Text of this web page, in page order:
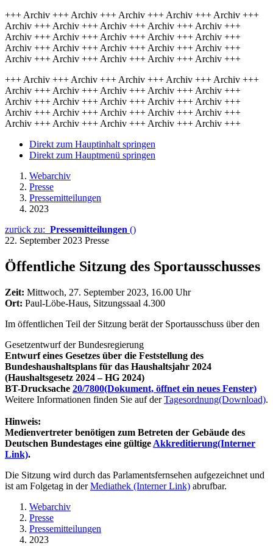
+++ Archiv +++ Archiv +++ Archiv +++ Archiv +++ Archiv +++
Archiv +++ Archiv +++ Archiv +++ Archiv +++ Archiv +++
Archiv +++ Archiv +++ Archiv +++ Archiv +++ Archiv +++
Archiv +++ Archiv +++ Archiv +++ Archiv +++ Archiv +++
Archiv +++ Archiv +++ Archiv +++ Archiv +++ Archiv +++
+++ Archiv +++ Archiv +++ Archiv +++ Archiv +++ Archiv +++
Archiv +++ Archiv +++ Archiv +++ Archiv +++ Archiv +++
Archiv +++ Archiv +++ Archiv +++ Archiv +++ Archiv +++
Archiv +++ Archiv +++ Archiv +++ Archiv +++ Archiv +++
Archiv +++ Archiv +++ Archiv +++ Archiv +++ Archiv +++
Direkt zum Hauptinhalt springen
Direkt zum Hauptmenü springen
Webarchiv
Presse
Pressemitteilungen
2023
zurück zu: Pressemitteilungen ()
22. September 2023 Presse
Öffentliche Sitzung des Sportausschusses
Zeit: Mittwoch, 27. September 2023, 16.00 Uhr
Ort: Paul-Löbe-Haus, Sitzungssaal 4.300
Im öffentlichen Teil der Sitzung berät der Sportausschuss über den
Gesetzentwurf der Bundesregierung
Entwurf eines Gesetzes über die Feststellung des
Bundeshaushaltsplans für das Haushaltsjahr 2024
(Haushaltsgesetz 2024 – HG 2024)
BT-Drucksache 20/7800(Dokument, öffnet ein neues Fenster)
Weitere Informationen finden Sie auf derTagesordnung(Download).
Hinweis:
Medienvertreter benötigen zum Betreten der Gebäude des
Deutschen Bundestages eine gültige Akkreditierung(Interner
Link).
Die Sitzung wird durch das Parlamentsfernsehen aufgezeichnet und
ist am Folgetag in derMediathek (Interner Link) abrufbar.
Webarchiv
Presse
Pressemitteilungen
2023